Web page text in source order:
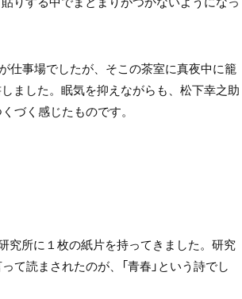
仕事場でしたが、そこの茶室に真夜中に籠
ました。眠気を抑えながらも、松下幸之助
づく感じたものです。
究所に１枚の紙片を持ってきました。研究
て読まされたのが、「青春」という詩でし